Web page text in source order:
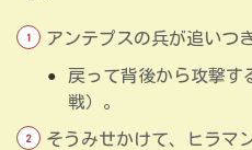
アンテプスの兵が追いつ
戻って背後から攻撃す
戦）。
そうみせかけて、ヒラマ